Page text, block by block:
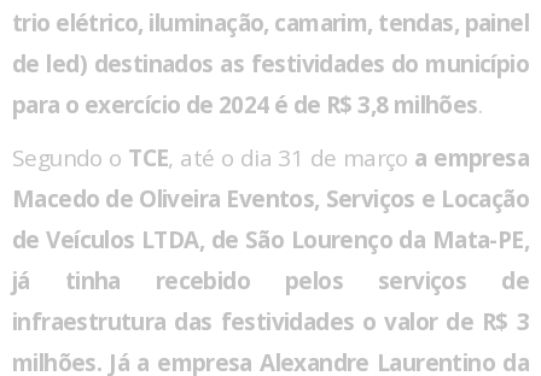
trio elétrico, iluminação, camarim, tendas, painel
de led) destinados as festividades do município
para o exercício de 2024 é de R$ 3,8 milhões.
Segundo o TCE, até o dia 31 de março a empresa
Macedo de Oliveira Eventos, Serviços e Locação
de Veículos LTDA, de São Lourenço da Mata-PE,
já tinha recebido pelos serviços de
infraestrutura das festividades o valor de R$ 3
milhões. Já a empresa Alexandre Laurentino da